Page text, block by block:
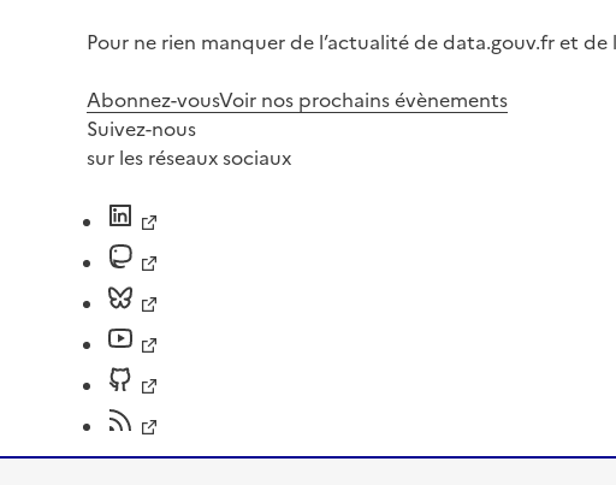
Pour ne rien manquer de l’actualité de data.gouv.fr et
Abonnez-vousVoir nos prochains évènements
Suivez-nous
sur les réseaux sociaux